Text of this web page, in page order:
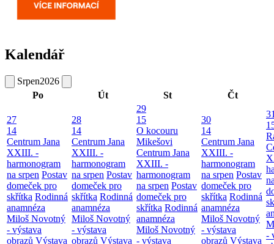
Kalendář
Srpen2026
Po
Út St Čt
27
14
Centrum Jana
XXIII. -
harmonogram
na srpen Postav
domeček pro
skřítka Rodinná
anamnéza
Miloš Novotný
- výstava
obrazů Výstava
28
14
Centrum Jana
XXIII. -
harmonogram
na srpen Postav
domeček pro
skřítka Rodinná
anamnéza
Miloš Novotný
- výstava
obrazů Výstava
29
15
O kocouru
Mikešovi
Centrum Jana
XXIII. -
harmonogram
na srpen Postav
domeček pro
skřítka Rodinná
anamnéza
Miloš Novotný
- výstava
30
14
Centrum Jana
XXIII. -
harmonogram
na srpen Postav
domeček pro
skřítka Rodinná
anamnéza
Miloš Novotný
- výstava
obrazů Výstava
-